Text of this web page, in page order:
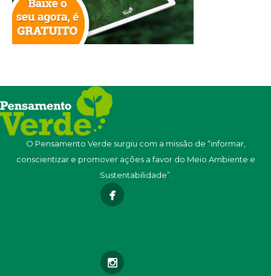
O Pensamento Verde surgiu com a missão de “informar,
conscientizar e promover ações a favor do Meio Ambiente e
Sustentabilidade”.